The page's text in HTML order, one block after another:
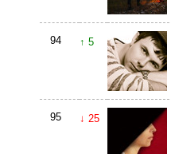
94 ↑ 5
95 ↓ 25